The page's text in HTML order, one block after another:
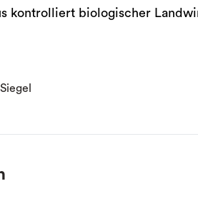
kontrolliert biologischer